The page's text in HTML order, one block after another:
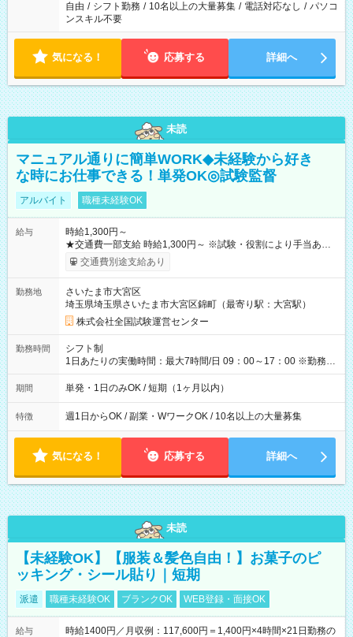
自由 / シフト勤務 / 10名以上の大量募集 / 電話対応なし / パソコ
ンスキル不要
気になる！ 応募する 詳細へ
未読
マニュアル通りに簡単WORK◆未経験から好き
な時にお仕事できる！単発OK◎試験監督
アルバイト 職種未経験OK
給与
時給1,300円～
★交通費一部支給 時給1,300円～ ※試験・役割により手当あり
※勤務回数により昇給あり 【即給（前払い）オプションあ
り！】 希望される場合、勤務から1週間ほどで給与の一部を受け
例】 ・河合塾模擬試験 8:30～17:30（休憩1時間） 時給1,300円
×8時間＝日収10,400円＋交通費 ※当日の役割により時給＋100
円の場合あり ・国家試験 7:00～13:30（休憩なし） 時給1,300
円（役割手当＋100円）×6時間＝日収8,400円＋交通費 【試用期
間】試用期間なし
交通費別途支給あり
勤務地
さいたま市大宮区
埼玉県埼玉県さいたま市大宮区錦町（最寄り駅：大宮駅）
株式会社全国試験運営センター
勤務時間
シフト制
1日あたりの実働時間：最大7時間/日 09：00～17：00 ※勤務時
間は 試験により異なります。
期間 単発・1日のみOK / 短期（1ヶ月以内）
特徴 週1日からOK / 副業・WワークOK / 10名以上の大量募集
気になる！ 応募する 詳細へ
未読
【未経験OK】【服装＆髪色自由！】お菓子のピ
ッキング・シール貼り｜短期
派遣 職種未経験OK ブランクOK WEB登録・面接OK
給与
時給1400円／月収例：117,600円＝1,400円×4時間×21日勤務の